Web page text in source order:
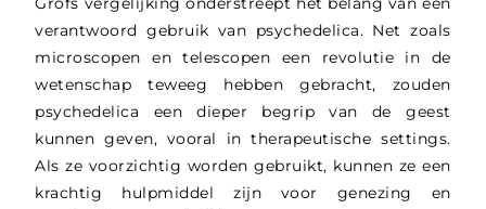
verantwoord gebruik van psychedelica. Net zoals
microscopen en telescopen een revolutie in de
wetenschap teweeg hebben gebracht, zouden
psychedelica een dieper begrip van de geest
kunnen geven, vooral in therapeutische settings.
Als ze voorzichtig worden gebruikt, kunnen ze een
krachtig hulpmiddel zijn voor genezing en